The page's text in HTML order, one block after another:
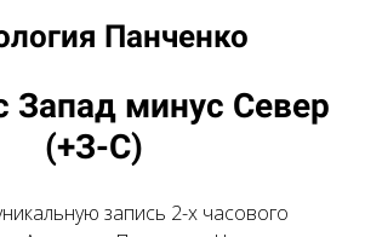
Панченко
Запад минус Север
(+З-С)
запись 2-х часового